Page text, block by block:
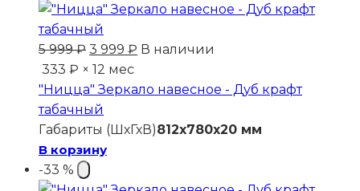
5 999₽ Первоначальная
цена
составляла
5
999 ₽.
3 999 ₽ Текущая
3
В наличии
333 ₽ × 12 мес
"Ницца" Зеркало навесное - Дуб крафт
табачный
Габариты (ШхГхВ)812x780x20 мм
В корзину
-33 %